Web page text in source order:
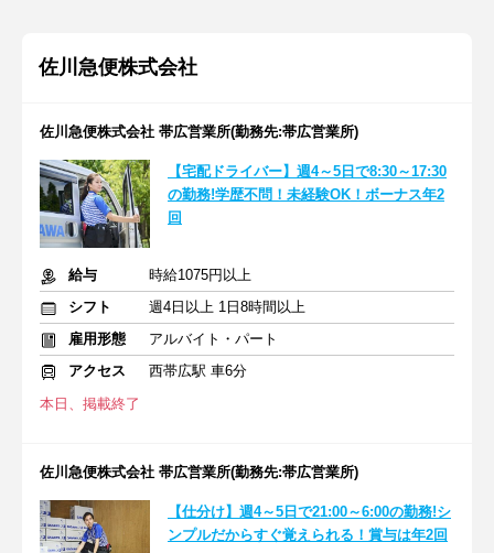
佐川急便株式会社
佐川急便株式会社 帯広営業所(勤務先:帯広営業所)
【宅配ドライバー】週4～5日で8:30～17:30
の勤務!学歴不問！未経験OK！ボーナス年2
回
給与
時給1075円以上
シフト
週4日以上 1日8時間以上
雇用形態
アルバイト・パート
アクセス
西帯広駅 車6分
本日、掲載終了
佐川急便株式会社 帯広営業所(勤務先:帯広営業所)
【仕分け】週4～5日で21:00～6:00の勤務!シ
ンプルだからすぐ覚えられる！賞与は年2回